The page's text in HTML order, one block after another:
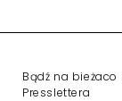
Bądź na
Presslettera